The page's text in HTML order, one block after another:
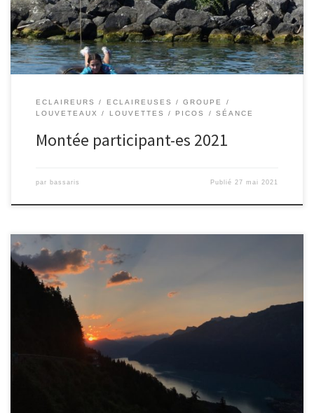
ECLAIREURS ECLAIREUSES
GROUPE
LOUVETEAUX
LOUVETTES PICOS SÉANCE
Montée participant-es 2021
par bassaris Publié 27 mai 2021